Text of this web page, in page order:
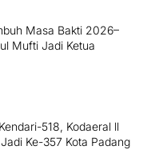
Masa Bakti 2026–
Mufti Jadi Ketua
518, Kodaeral ll
Ke-357 Kota Padang